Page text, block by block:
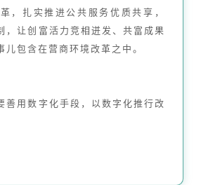
，扎实推进公共服务优质共享，
，让创富活力竞相迸发、共富成果
儿包含在营商环境改革之中。
用数字化手段，以数字化推行改